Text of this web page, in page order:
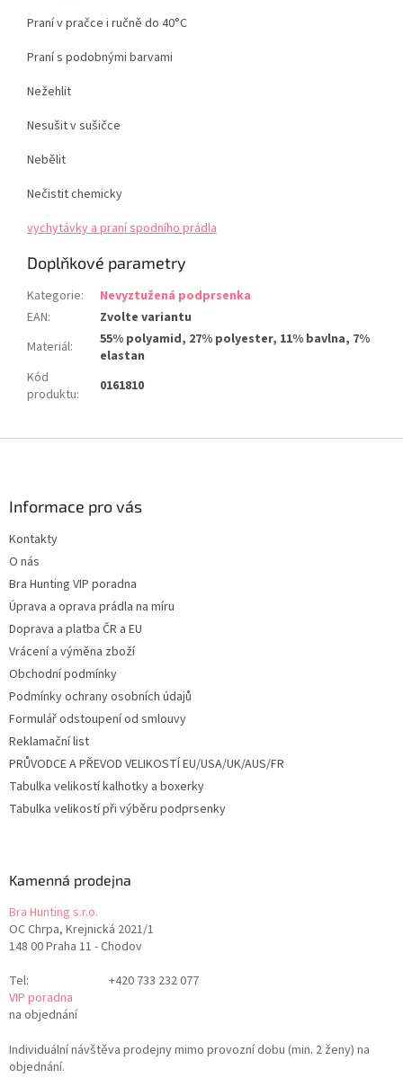
Praní v pračce i ručně do 40°C
Praní s podobnými barvami
Nežehlit
Nesušit v sušičce
Nebělit
Nečistit chemicky
vychytávky a praní spodního prádla
Doplňkové parametry
Kategorie:
Nevyztužená podprsenka
EAN:
Zvolte variantu
Materiál:
55% polyamid, 27% polyester, 11% bavlna, 7%
elastan
Kód
produktu: 0161810
Informace pro vás
Kontakty
O nás
Bra Hunting VIP poradna
Úprava a oprava prádla na míru
Doprava a platba ČR a EU
Vrácení a výměna zboží
Obchodní podmínky
Podmínky ochrany osobních údajů
Formulář odstoupení od smlouvy
Reklamační list
PRŮVODCE A PŘEVOD VELIKOSTÍ EU/USA/UK/AUS/FR
Tabulka velikostí kalhotky a boxerky
Tabulka velikostí při výběru podprsenky
Kamenná prodejna
Bra Hunting s.r.o.
OC Chrpa, Krejnická 2021/1
148 00 Praha 11 - Chodov
Tel:
+420 733 232 077
VIP poradna
na objednání
Individuální návštěva prodejny mimo provozní dobu (min. 2 ženy) na
objednání.